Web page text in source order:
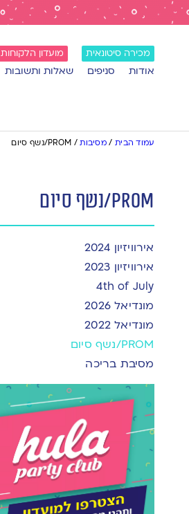
מכירה סיטונאית מועדון הלקוחות
אודות סניפים שאלות ותשובות
עמוד הבית / מסיבות/ PROM/נשף סיום
PROM/נשף סיום
אירוויזיון 2024
אירוויזיון 2023
4th of July
מונדיאל 2026
מונדיאל 2022
PROM/נשף סיום
מסיבת בריכה